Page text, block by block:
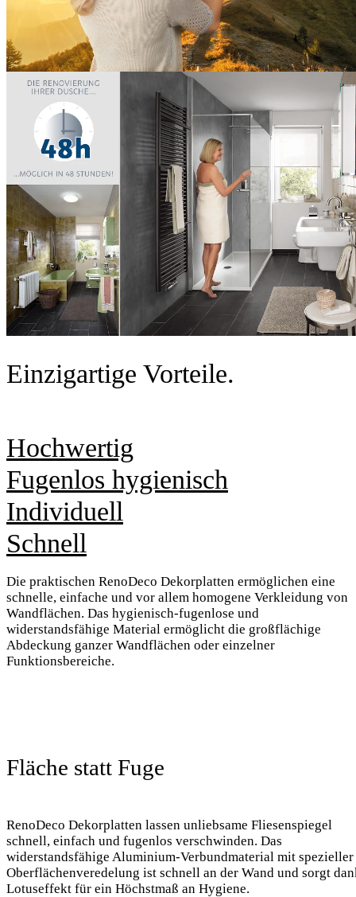
Einzigartige Vorteile.
Hochwertig
Die praktischen RenoDeco Dekorplatten ermöglichen eine
schnelle, einfache und vor allem homogene Verkleidung von
Wandflächen. Das hygienisch-fugenlose und
widerstandsfähige Material ermöglicht die großflächige
Abdeckung ganzer Wandflächen oder einzelner
Funktionsbereiche.
Fugenlos hygienisch
Individuell
Schnell
Fläche statt Fuge
RenoDeco Dekorplatten lassen unliebsame Fliesenspiegel
schnell, einfach und fugenlos verschwinden. Das
widerstandsfähige Aluminium-Verbundmaterial mit spezieller
Oberflächenveredelung ist schnell an der Wand und sorgt
Lotuseffekt für ein Höchstmaß an Hygiene.